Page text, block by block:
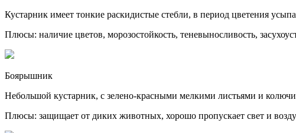
Кустарник имеет тонкие раскидистые стебли, в период цветения
Плюсы: наличие цветов, морозостойкость, теневыносливость,
Боярышник
Небольшой кустарник, с зелено-красными мелкими листьями и
Плюсы: защищает от диких животных, хорошо пропускает свет и